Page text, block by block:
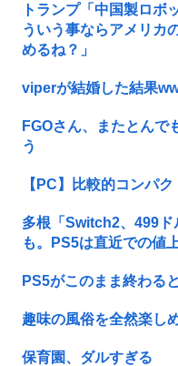
トランプ「中国製ロボ
ういう事ならアメリカ
めるね？」
viperが結婚した結果
FGOさん、またとんで
う
【PC】比較的コンパ
多根「Switch2、499ド
も。PS5は直近での値
PS5がこのまま終わる
趣味の風俗を全然楽し
保育園、ダルすぎる